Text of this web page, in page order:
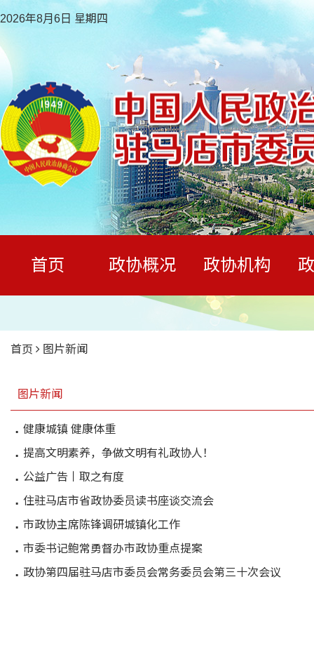
2026年8月6日 星期四
首页 政协概况 政协机构
首页 图片新闻
图片新闻
健康城镇 健康体重
提高文明素养，争做文明有礼政协人！
公益广告丨取之有度
住驻马店市省政协委员读书座谈交流会
市政协主席陈锋调研城镇化工作
市委书记鲍常勇督办市政协重点提案
政协第四届驻马店市委员会常务委员会第三十次会议